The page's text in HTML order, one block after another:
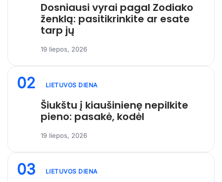
Dosniausi vyrai pagal Zodiako
ženklą: pasitikrinkite ar esate
tarp jų
19 liepos, 2026
02 LIETUVOS DIENA
Šiukštu į kiaušinienę nepilkite
pieno: pasakė, kodėl
19 liepos, 2026
03 LIETUVOS DIENA